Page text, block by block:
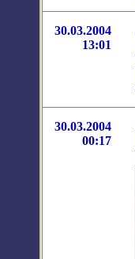
30.03.2004
13:01
30.03.2004
00:17